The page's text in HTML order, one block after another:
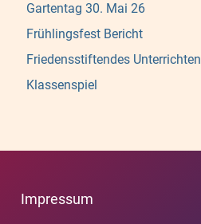
Gartentag 30. Mai 26
Frühlingsfest Bericht
Friedensstiftendes Unterrichten
Klassenspiel
Impressum